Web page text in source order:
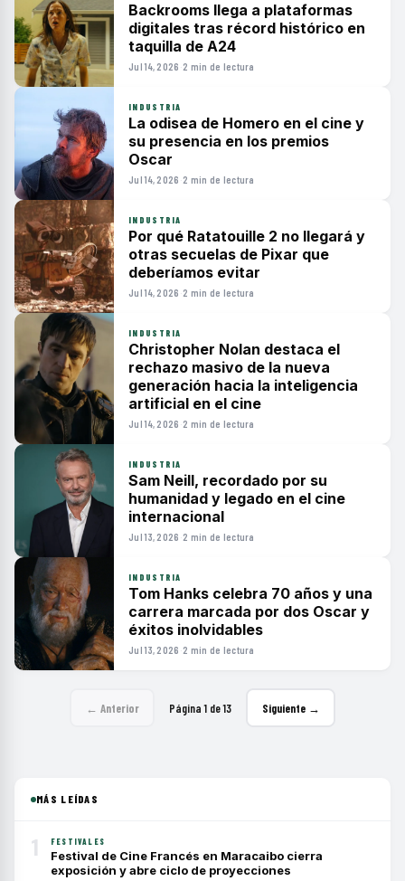
Backrooms llega a plataformas
digitales tras récord histórico en
taquilla de A24
Jul 14, 2026 ·2 min de lectura
INDUSTRIA
La odisea de Homero en el cine y
su presencia en los premios
Oscar
Jul 14, 2026 ·2 min de lectura
INDUSTRIA
Por qué Ratatouille 2 no llegará y
otras secuelas de Pixar que
deberíamos evitar
Jul 14, 2026 ·2 min de lectura
INDUSTRIA
Christopher Nolan destaca el
rechazo masivo de la nueva
generación hacia la inteligencia
artificial en el cine
Jul 14, 2026 ·2 min de lectura
INDUSTRIA
Sam Neill, recordado por su
humanidad y legado en el cine
internacional
Jul 13, 2026 ·2 min de lectura
INDUSTRIA
Tom Hanks celebra 70 años y una
carrera marcada por dos Oscar y
éxitos inolvidables
Jul 13, 2026 ·2 min de lectura
← Anterior Página 1 de 13 Siguiente →
MÁS LEÍDAS
1 FESTIVALES
Festival de Cine Francés en Maracaibo cierra
exposición y abre ciclo de proyecciones